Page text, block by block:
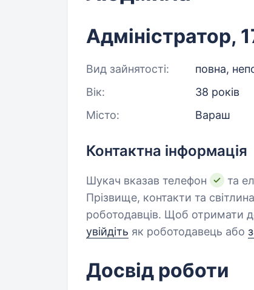
Адміністратор,
Вид зайнятості:
повна,
Вік:
38 років
Місто:
Вараш
Контактна інформація
Шукач вказав телефон
та
Прізвище, контакти та
роботодавців. Щоб отримати
увійдіть як роботодавець або
Досвід роботи